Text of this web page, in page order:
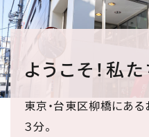
ようこそ！私
東京・台東区柳橋にあ
３分。